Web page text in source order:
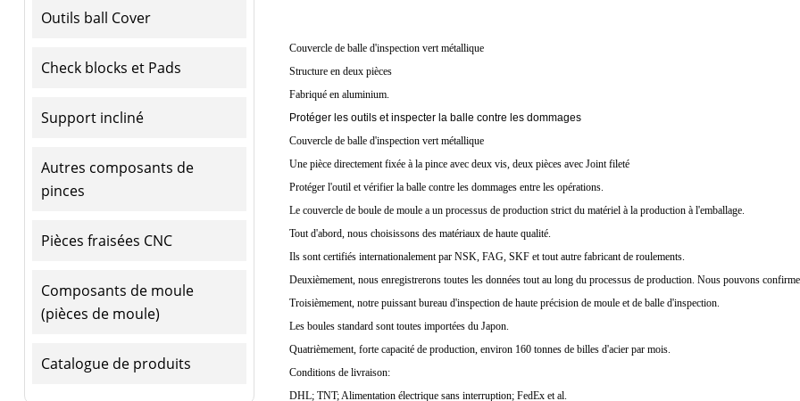
Outils ball Cover
Check blocks et Pads
Support incliné
Autres composants de
pinces
Pièces fraisées CNC
Composants de moule
(pièces de moule)
Catalogue de produits
Couvercle de balle d'inspection vert métallique
Structure en deux pièces
Fabriqué en aluminium.
Protéger les outils et inspecter la balle contre les dommages
Couvercle de balle d'inspection vert métallique
Une pièce directement fixée à la pince avec deux vis, deux pièces avec Joint fileté
Protéger l'outil et vérifier la balle contre les dommages entre les opérations.
Le couvercle de boule de moule a un processus de production strict du matériel à la production à l'emballage.
Tout d'abord, nous choisissons des matériaux de haute qualité.
Ils sont certifiés internationalement par NSK, FAG, SKF et tout autre fabricant de roulements.
Deuxièmement, nous enregistrerons toutes les données tout au long du processus de production. Nous pouvons
Troisièmement, notre puissant bureau d'inspection de haute précision de moule et de balle d'inspection.
Les boules standard sont toutes importées du Japon.
Quatrièmement, forte capacité de production, environ 160 tonnes de billes d'acier par mois.
Conditions de livraison:
DHL; TNT; Alimentation électrique sans interruption; FedEx et al.